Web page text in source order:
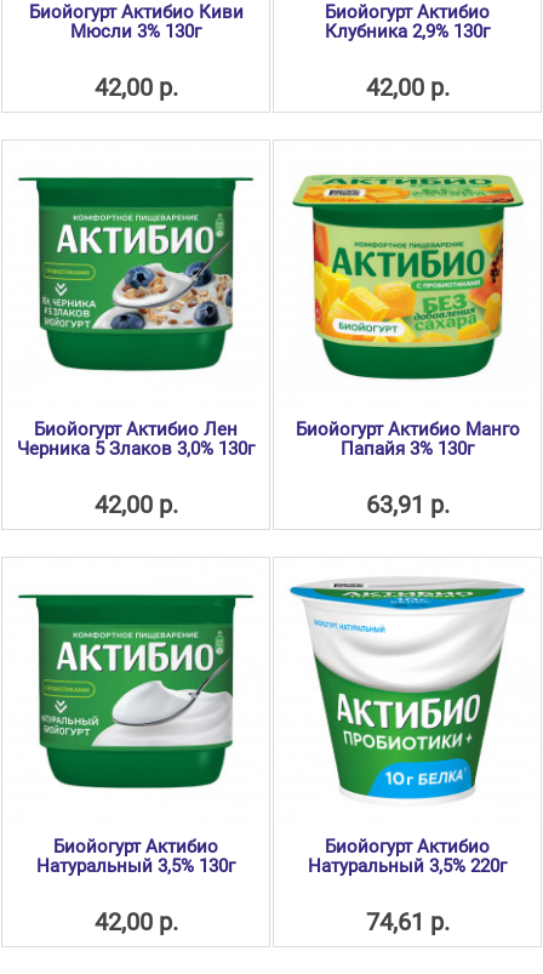
Биойогурт Актибио Киви
Мюсли 3% 130г
42,00 р.
Биойогурт Актибио
Клубника 2,9% 130г
42,00 р.
Биойогурт Актибио Лен
Черника 5 Злаков 3,0% 130г
42,00 р.
Биойогурт Актибио Манго
Папайя 3% 130г
63,91 р.
Биойогурт Актибио
Натуральный 3,5% 130г
42,00 р.
Биойогурт Актибио
Натуральный 3,5% 220г
74,61 р.